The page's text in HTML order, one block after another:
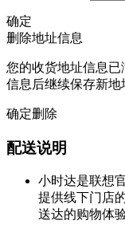
确定
删除地址信息
您的收货地址信息
信息后继续保存新地
确定删除
配送说明
小时达是联想
提供线下门店
送达的购物体验